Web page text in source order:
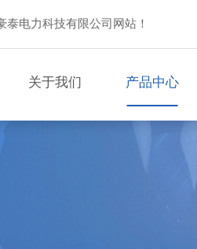
泰电力科技有限公司网站！
关于我们 产品中心